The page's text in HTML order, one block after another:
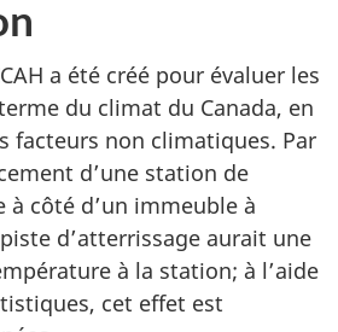
a été créé pour évaluer les
du climat du Canada, en
facteurs non climatiques. Par
d’une station de
à côté d’un immeuble à
d’atterrissage aurait une
à la station; à l’aide
cet effet est